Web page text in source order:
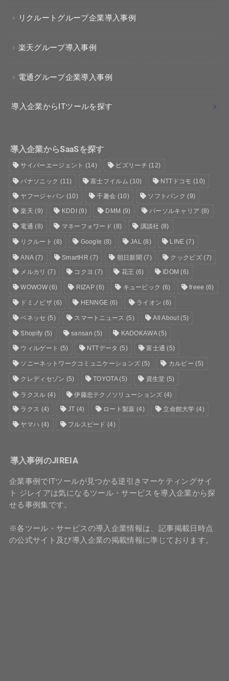
リクルートグループ企業導入事例
楽天グループ導入事例
電通グループ企業導入事例
導入企業からITツールを探す
導入企業からSaaSを探す
サイバーエージェント (14) ビズリーチ (12)
パナソニック (11) 富士フイルム (10) NTTドコモ (10)
ヤフージャパン (10) 千趣会 (10) ソフトバンク (9)
楽天 (9) KDDI (9) DMM (9) パーソルキャリア (8)
電通 (8) マネーフォワード (8) 講談社 (8)
リクルート (8) Google (8) JAL(8) LINE (7)
ANA(7) SmartHR (7) 朝日新聞(7) クックビズ(7)
メルカリ (7) コクヨ (7) 花王 (6) IDOM (6)
WOWOW(6) RIZAP (6) キュービック (6) freee (6)
ドミノピザ(6) HENNGE (6) ライオン (6)
ベネッセ (5) スマートニュース (5) All About(5)
Shopify (5) sansan (5) KADOKAWA(5)
ウィルゲート (5) NTTデータ (5) 富士通 (5)
ソニーネットワークコミュニケーションズ (5) カルビー (5)
クレディセゾン (5) TOYOTA(5) 資生堂 (5)
ラクスル (4) 伊藤忠テクノソリューションズ (4)
ラクス (4) JT (4) ロート製薬 (4) 立命館大学 (4)
ヤマハ (4) フルスピード (4)
導入事例のJIREIA
企業事例でITツールが見つかる逆引きマーケティングサイ
ト ジレイアは気になるツール・サービスを導入企業から探
せる事例集です。
※各ツール・サービスの導入企業情報は、記事掲載日時点
の公式サイト及び導入企業の掲載情報に準じております。